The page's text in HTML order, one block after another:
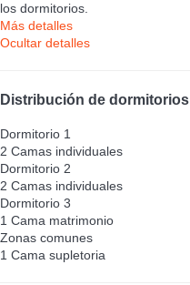
los dormitorios.
Más detalles
Ocultar detalles
Distribución de dormitorios
Dormitorio 1
2 Camas individuales
Dormitorio 2
2 Camas individuales
Dormitorio 3
1 Cama matrimonio
Zonas comunes
1 Cama supletoria